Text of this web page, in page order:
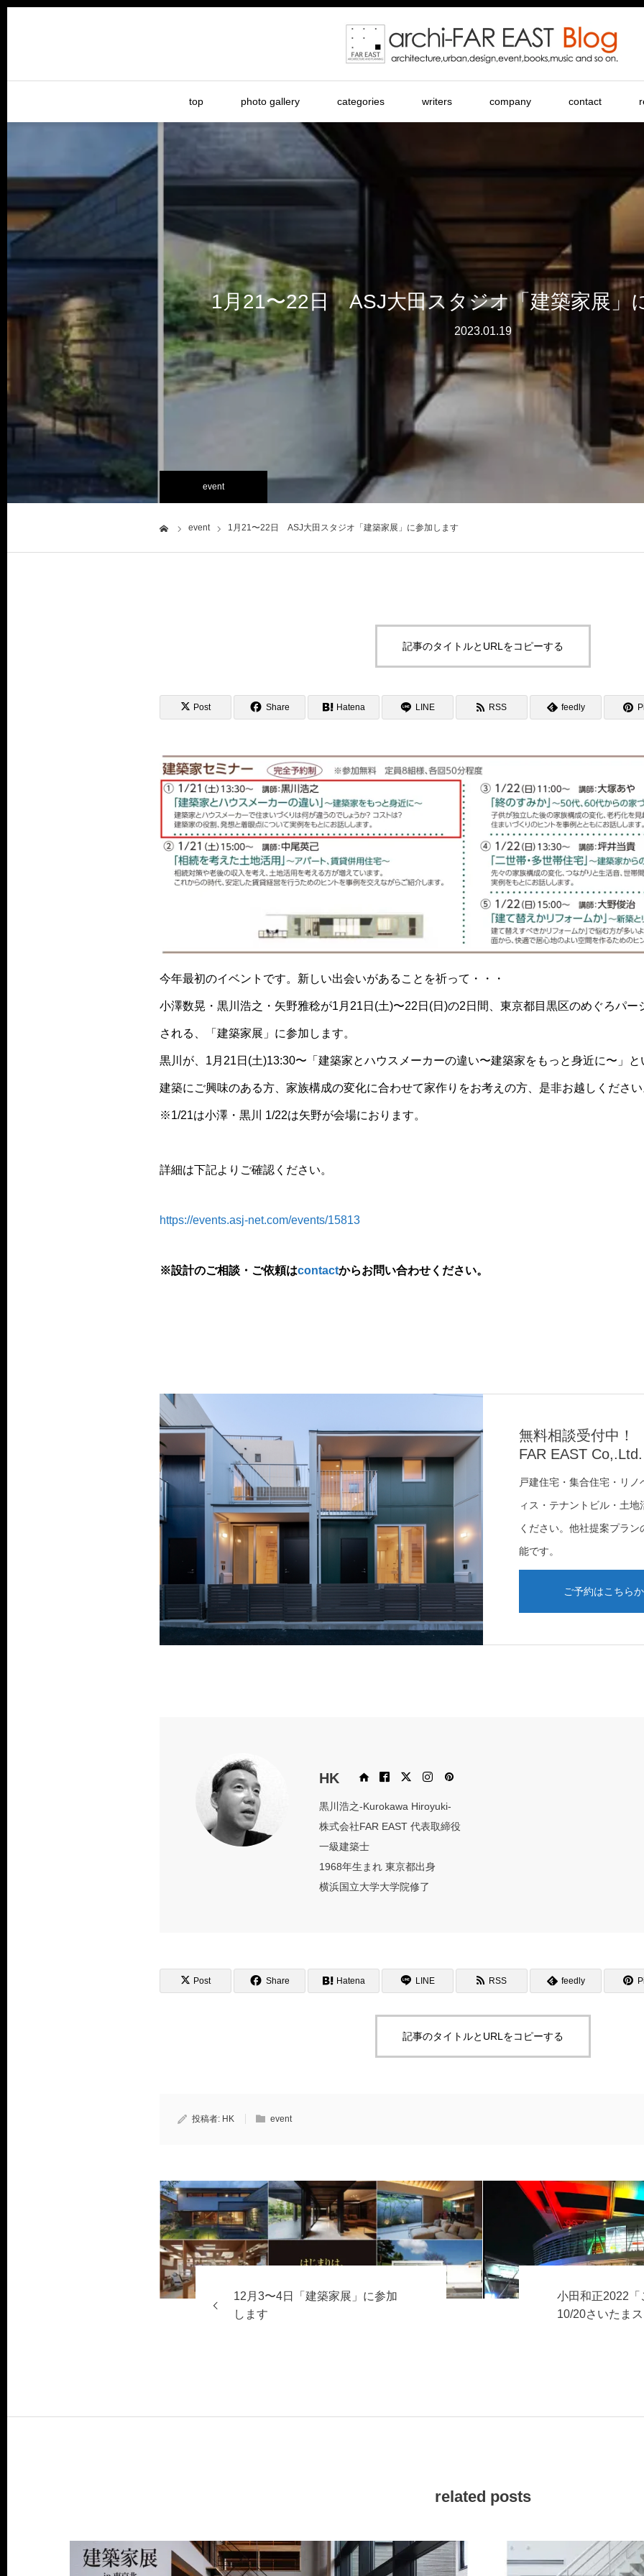
top photo gallery categories writers company contact
1月21〜22日 ASJ大田スタジオ「建築家展」
2023.01.19
event
event 1月21〜22日 ASJ大田スタジオ「建築家展」に参加します
記事のタイトルとURLをコピーする
Post Share Hatena LINE RSS feedly
今年最初のイベントです。新しい出会いがあることを祈って・・・
小澤数晃・黒川浩之・矢野雅稔が1月21日(土)〜22日(日)の2日間、東京都目黒区のめぐろパー
される、「建築家展」に参加します。
黒川が、1月21日(土)13:30〜「建築家とハウスメーカーの違い〜建築家をもっと身近に〜」
建築にご興味のある方、家族構成の変化に合わせて家作りをお考えの方、是非お越しくださ
※1/21は小澤・黒川 1/22は矢野が会場におります。
詳細は下記よりご確認ください。
https://events.asj-net.com/events/15813
※設計のご相談・ご依頼はcontactからお問い合わせください。
無料相談受付中！
FAR EAST Co,.Ltd.
戸建住宅・集合住宅・リ
ィス・テナントビル・土
ください。他社提案プラ
能です。
ご予約はこちら
HK
FacebookXInstagramPinterest
黒川浩之-Kurokawa Hiroyuki-
株式会社FAR EAST 代表取締役
一級建築士
1968年生まれ 東京都出身
横浜国立大学大学院修了
Post Share Hatena LINE RSS feedly
記事のタイトルとURLをコピーする
投稿者: HK event
12月3〜4日「建築家展」に参加
します
小田和正2022
10/20さいたま
related posts